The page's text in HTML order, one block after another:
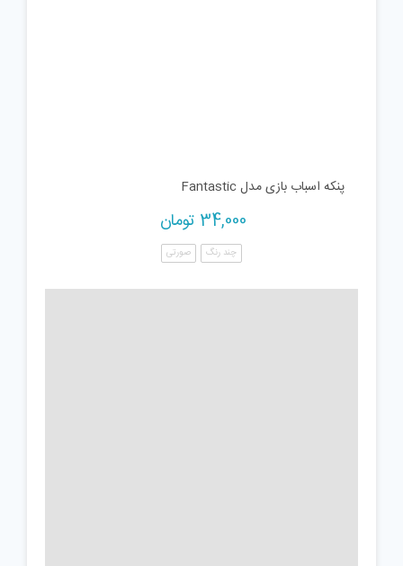
پنکه اسباب بازی مدل Fantastic
34,000 تومان
چند رنگ صورتی